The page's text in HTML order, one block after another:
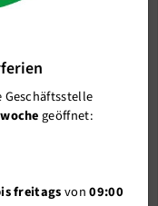
geöffnet:
freitagsvon09:00